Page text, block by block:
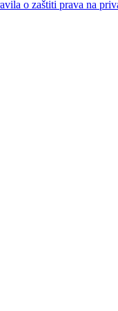
o zaštiti prava na